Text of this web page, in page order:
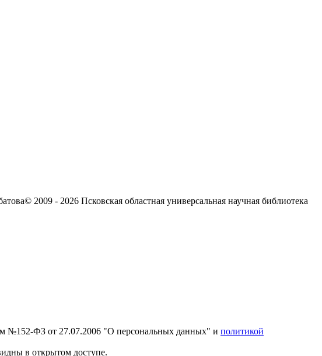
© 2009 - 2026 Псковская областная универсальная научная библиотека
№152-ФЗ от 27.07.2006 "О персональных данных" и политикой
в открытом доступе.